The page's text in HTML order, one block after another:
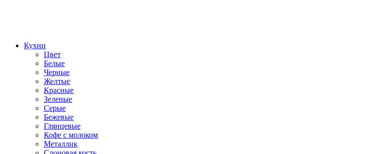
Кухни
Цвет
Белые
Черные
Желтые
Красные
Зеленые
Серые
Бежевые
Глянцевые
Кофе с молоком
Металлик